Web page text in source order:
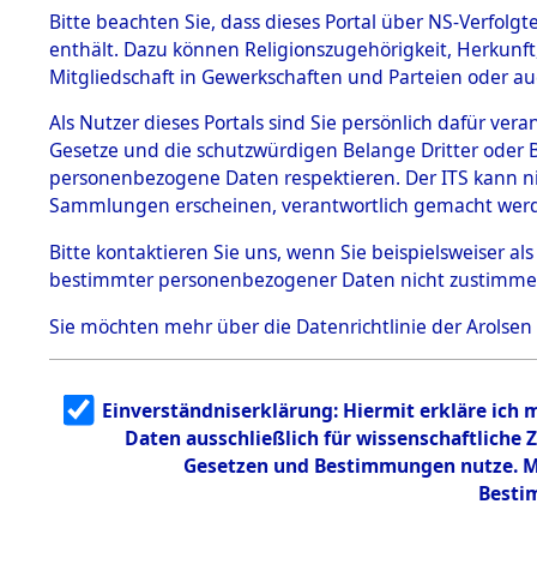
BESTÄNDE
1.
mente
5. Verschiedenes
5.3
Todesmärsche
5.3.1 Alliierte
Erhebungen
zu
Todesmärsch
en
5.3.2
g
5.3.3
Todesmärsch
Höxter→
Bitte beachten Sie, dass dieses Portal über NS-
enthält. Dazu können Religionszugehörigkeit,
Mitgliedschaft in Gewerkschaften und Parteien oder
Als Nutzer dieses Portals sind Sie persönlich dafür
Gesetze und die schutzwürdigen Belange Dritter
personenbezogene Daten respektieren. Der ITS
Sammlungen erscheinen, verantwortlich gemacht
Bitte kontaktieren Sie uns, wenn Sie beispielsweiser
bestimmter personenbezogener Daten nicht
Sie möchten mehr über die Datenrichtlinie der Arolsen
Einverständniserklärung: Hiermit erkläre ich
Daten ausschließlich für wissenschaftliche
Gesetzen und Bestimmungen nutze.